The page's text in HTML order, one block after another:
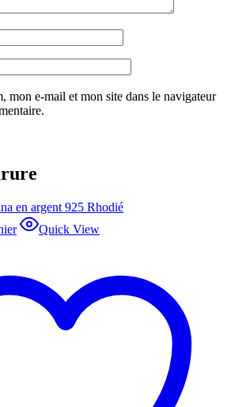
mon e-mail et mon site dans le navigateur
Quick View